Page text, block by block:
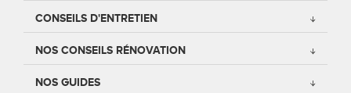
CONSEILS D'ENTRETIEN
NOS CONSEILS RÉNOVATION
NOS GUIDES
Nos portes-fenêtres
Toutes nos fenêtres
Conseils pour choisir
Demander un devis
Toutes nos portes d'entrée
Contemporaine
Le respect de l'environnement